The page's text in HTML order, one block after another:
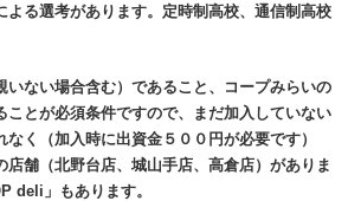
よる選考があります。定時制高校、通信制高校
いない場合含む）であること、コープみらいの
ことが必須条件ですので、まだ加入していない
く（加入時に出資金５００円が必要です）
店舗（北野台店、城山手店、高倉店）がありま
deli」もあります。